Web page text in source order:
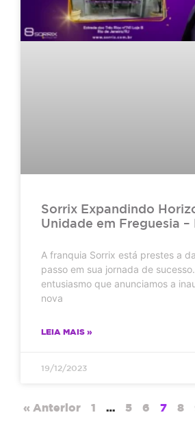
Sorrix Expandindo
Unidade em Freguesia –
A franquia Sorrix está prestes a
passo em sua jornada de
entusiasmo que anunciamos a
nova
LEIA MAIS »
19/12/2023
« Anterior 1 … 5 6 7 8